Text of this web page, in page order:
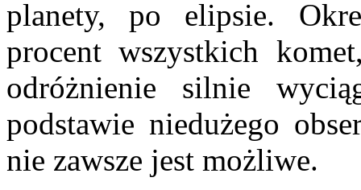
planety, po elipsie.
procent wszystkich
odróżnienie silnie
podstawie niedużego
nie zawsze jest możliwe.